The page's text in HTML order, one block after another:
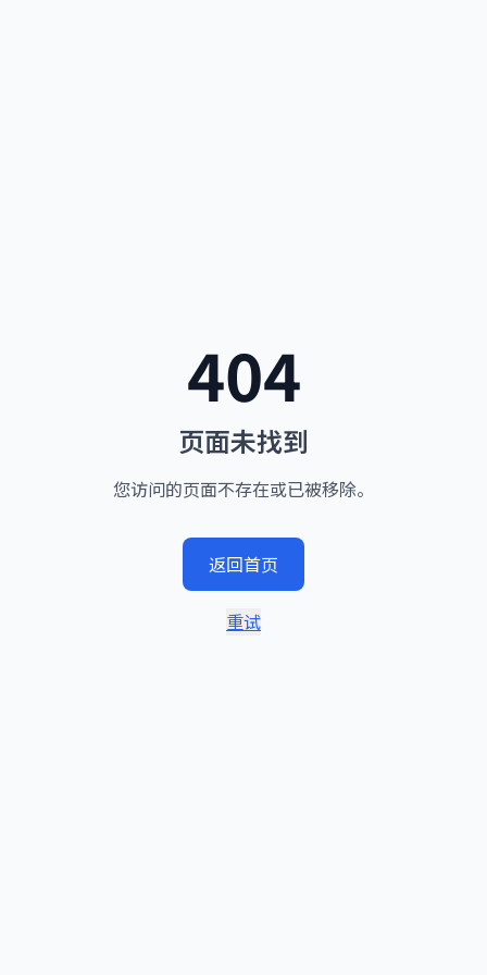
404
页面未找到
您访问的页面不存在或已被移除。
返回首页
重试